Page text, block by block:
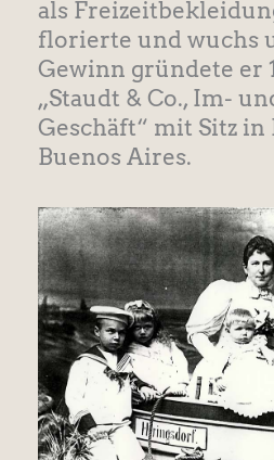
als
florierte und wuchs
Gewinn gründete er
„Staudt & Co., Im-
Geschäft“ mit Sitz
Buenos Aires.